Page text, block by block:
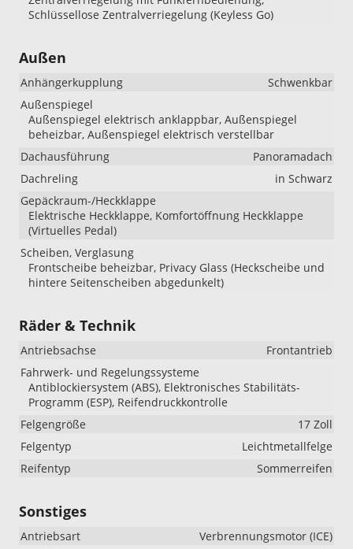
Schlüssellose Zentralverriegelung (Keyless Go)
Außen
Anhängerkupplung
Schwenkbar
Außenspiegel
Außenspiegel elektrisch anklappbar, Außenspiegel
beheizbar, Außenspiegel elektrisch verstellbar
Dachausführung
Panoramadach
Dachreling
in Schwarz
Gepäckraum-/Heckklappe
Elektrische Heckklappe, Komfortöffnung Heckklappe
(Virtuelles Pedal)
Scheiben, Verglasung
Frontscheibe beheizbar, Privacy Glass (Heckscheibe und
hintere Seitenscheiben abgedunkelt)
Räder & Technik
Antriebsachse
Frontantrieb
Fahrwerk- und Regelungssysteme
Antiblockiersystem (ABS), Elektronisches Stabilitäts-
Programm (ESP), Reifendruckkontrolle
Felgengröße
17 Zoll
Felgentyp
Leichtmetallfelge
Reifentyp
Sommerreifen
Sonstiges
Antriebsart
Verbrennungsmotor (ICE)